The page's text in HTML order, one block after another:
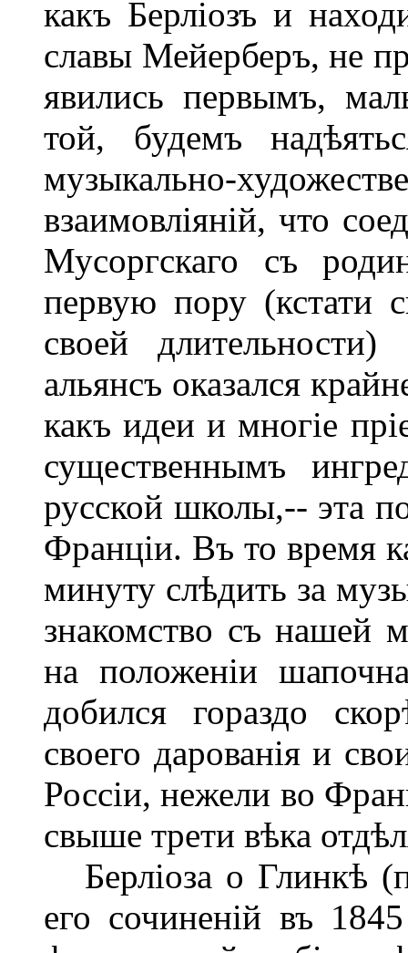
какъ Берліозъ и
славы Мейерберъ, не
явились первымъ,
той, будемъ
музыкально-
взаимовліяній, что
Мусоргскаго съ
первую пору (кстати
своей длительности)
альянсъ оказался
какъ идеи и многіе
существеннымъ
русской школы,-- эта
Франціи. Въ то время
минуту слѣдить за
знакомство съ нашей
на положеніи
добился гораздо
своего дарованія и
Россіи, нежели во
свыше трети вѣка
Берліоза о Глинкѣ
его сочиненій въ